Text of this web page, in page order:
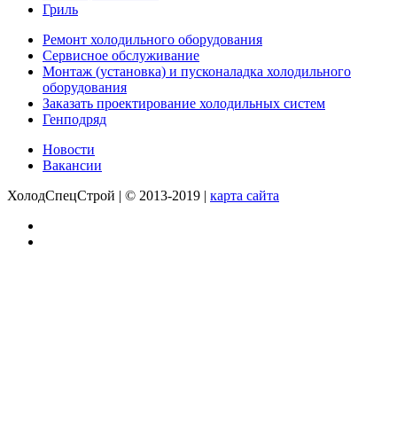
Гриль
Ремонт холодильного оборудования
Сервисное обслуживание
Монтаж (установка) и пусконаладка холодильного
оборудования
Заказать проектирование холодильных систем
Генподряд
Новости
Вакансии
ХолодСпецСтрой | © 2013-2019 | карта сайта